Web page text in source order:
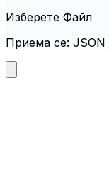
Изберете Файл
Приема се: JSON